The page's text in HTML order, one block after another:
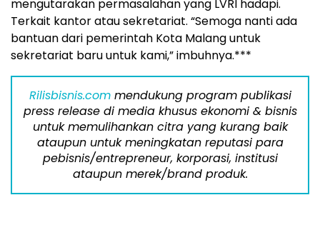
mengutarakan permasalahan yang LVRI hadapi.
Terkait kantor atau sekretariat. “Semoga nanti ada
bantuan dari pemerintah Kota Malang untuk
sekretariat baru untuk kami,” imbuhnya.***
Rilisbisnis.commendukung program publikasi
press release di media khusus ekonomi & bisnis
untuk memulihankan citra yang kurang baik
ataupun untuk meningkatan reputasi para
pebisnis/entrepreneur, korporasi, institusi
ataupun merek/brand produk.